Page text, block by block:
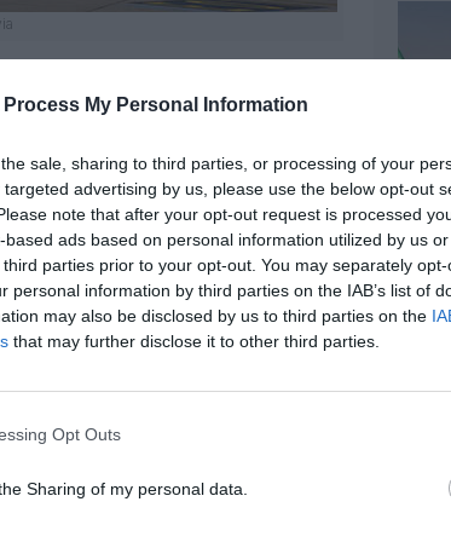
Process My Personal Information
sale, sharing to third parties, or processing of your
advertising by us, please use the below opt-out
note that after your opt-out request is processed
ads based on personal information utilized by us
parties prior to your opt-out. You may separately
personal information by third parties on the IAB’s list of
may also be disclosed by us to third parties on the
that may further disclose it to other third parties.
Opt Outs
Sharing of my personal data.
l’article ?
un don !